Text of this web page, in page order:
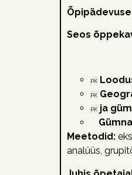
Seos
PK
PK
PK ja
Meetodid:
analüüs,